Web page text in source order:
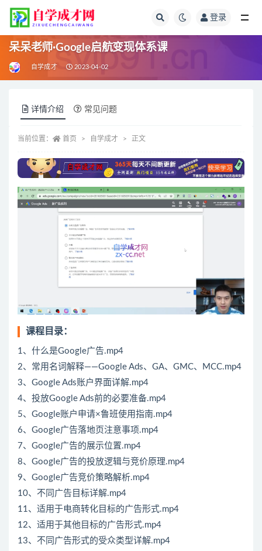
登录
呆呆老师·Google启航变现体系课
自学成才 2023-04-02
详情介绍 常见问题
当前位置： 首页 自学成才 正文
课程目录：
1、什么是Google广告.mp4
2、常用名词解释——Google Ads、GA、GMC、MCC.mp4
3、Google Ads账户界面详解.mp4
4、投放Google Ads前的必要准备.mp4
5、Google账户申请×鲁班使用指南.mp4
6、Google广告落地页注意事项.mp4
7、Google广告的展示位置.mp4
8、Google广告的投放逻辑与竞价原理.mp4
9、Google广告竞价策略解析.mp4
10、不同广告目标详解.mp4
11、适用于电商转化目标的广告形式.mp4
12、适用于其他目标的广告形式.mp4
13、不同广告形式的受众类型详解.mp4